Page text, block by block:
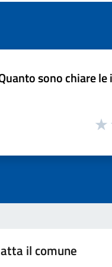
sono chiare
il comune